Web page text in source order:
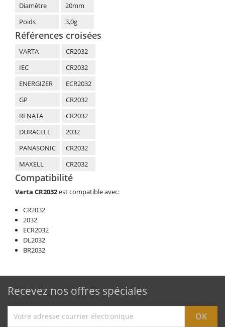
Diamètre
20mm
Poids
3,0g
Références croisées
VARTA
CR2032
IEC
CR2032
ENERGIZER
ECR2032
GP
CR2032
RENATA
CR2032
DURACELL
2032
PANASONIC
CR2032
MAXELL
CR2032
Compatibilité
Varta CR2032est compatible avec:
CR2032
2032
ECR2032
DL2032
BR2032
Recevez nos offres spéciales